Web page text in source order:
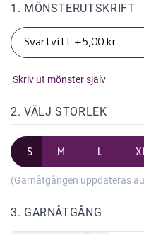
1. MÖNSTERUTSKRIFT
Skriv ut mönster själv
2. VÄLJ STORLEK
S M L
(Garnåtgången uppdateras
3. GARNÅTGÅNG